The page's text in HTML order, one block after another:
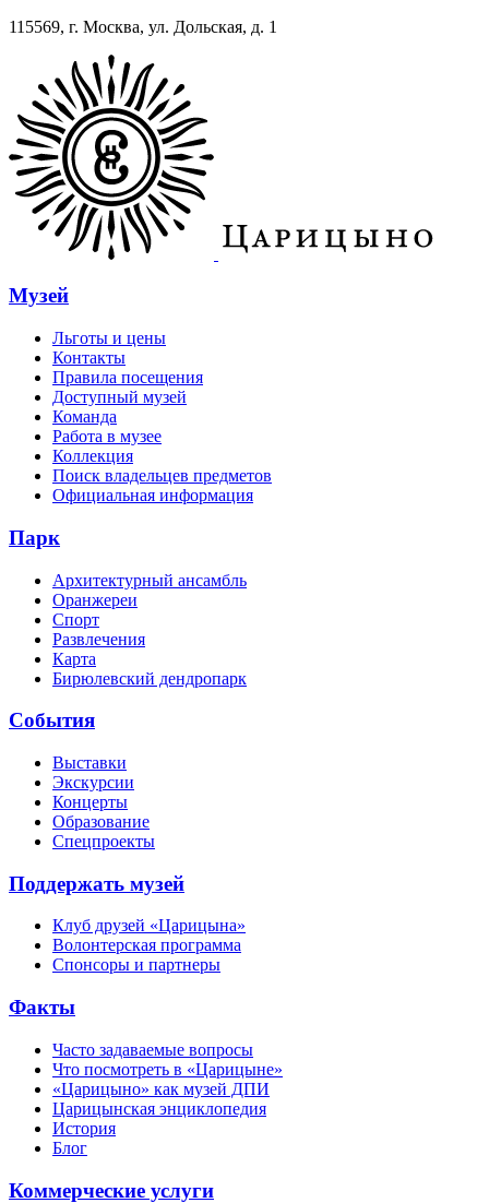
115569, г. Москва, ул. Дольская, д. 1
Музей
Льготы и цены
Контакты
Правила посещения
Доступный музей
Команда
Работа в музее
Коллекция
Поиск владельцев предметов
Официальная информация
Парк
Архитектурный ансамбль
Оранжереи
Спорт
Развлечения
Карта
Бирюлевский дендропарк
События
Выставки
Экскурсии
Концерты
Образование
Спецпроекты
Поддержать музей
Клуб друзей «Царицына»
Волонтерская программа
Спонсоры и партнеры
Факты
Часто задаваемые вопросы
Что посмотреть в «Царицыне»
«Царицыно» как музей ДПИ
Царицынская энциклопедия
История
Блог
Коммерческие услуги